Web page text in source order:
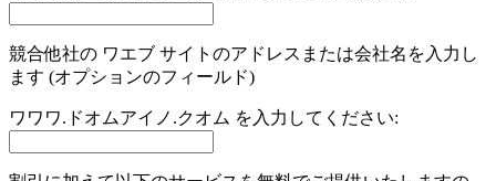
競合他社の ワエブ サイトのアドレスまたは会社名を入力し
ます (オプションのフィールド)
ワワワ.ドオムアイノ.クオム を入力してください: